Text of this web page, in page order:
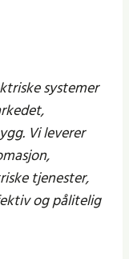
systemer
Vi leverer
tjenester,
og pålitelig